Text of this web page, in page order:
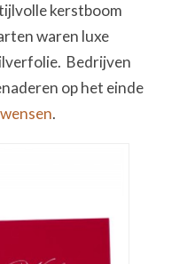
kerstboom
waren luxe
Bedrijven
op het einde
.